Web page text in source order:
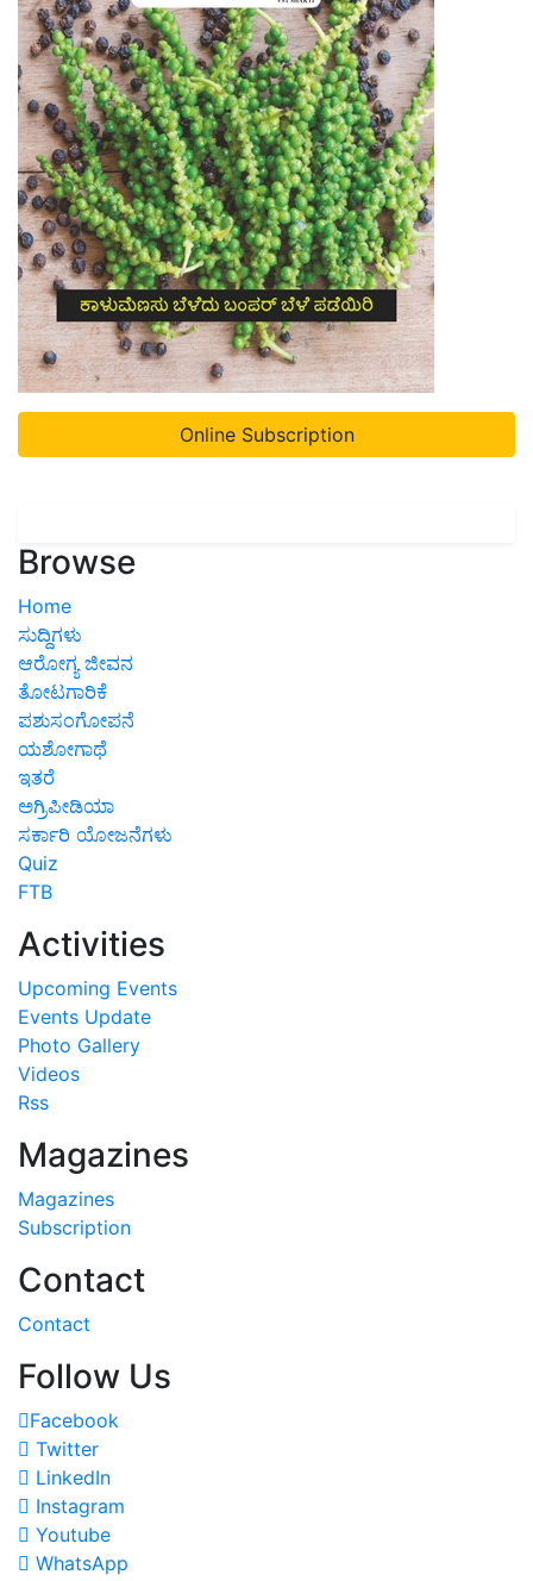
Online Subscription
Browse
Home
ಸುದ್ದಿಗಳು
ಆರೋಗ್ಯ ಜೀವನ
ತೋಟಗಾರಿಕೆ
ಪಶುಸಂಗೋಪನೆ
ಯಶೋಗಾಥೆ
ಇತರೆ
ಅಗ್ರಿಪೀಡಿಯಾ
ಸರ್ಕಾರಿ ಯೋಜನೆಗಳು
Quiz
FTB
Activities
Upcoming Events
Events Update
Photo Gallery
Videos
Rss
Magazines
Magazines
Subscription
Contact
Contact
Follow Us
Facebook
Twitter
LinkedIn
Instagram
Youtube
WhatsApp